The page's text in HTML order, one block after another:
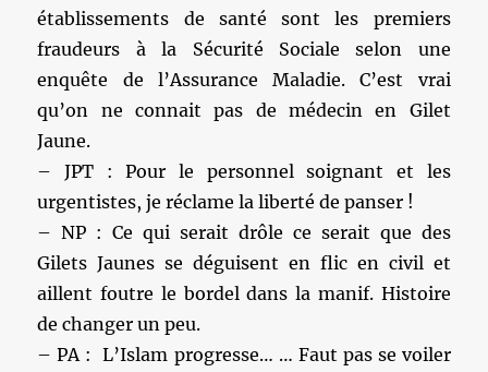
établissements de santé sont les premiers
fraudeurs à la Sécurité Sociale selon une
enquête de l’Assurance Maladie. C’est vrai
qu’on ne connait pas de médecin en Gilet
Jaune.
– JPT : Pour le personnel soignant et les
urgentistes, je réclame la liberté de panser !
– NP : Ce qui serait drôle ce serait que des
Gilets Jaunes se déguisent en flic en civil et
aillent foutre le bordel dans la manif. Histoire
de changer un peu.
– PA : L’Islam progresse… … Faut pas se voiler